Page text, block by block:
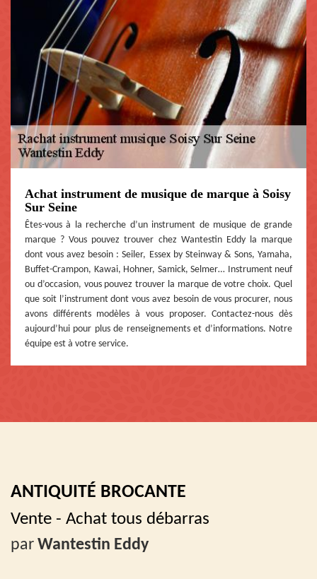
Achat instrument de musique de marque à Soisy
Sur Seine
Êtes-vous à la recherche d’un instrument de musique de grande
marque ? Vous pouvez trouver chez Wantestin Eddy la marque
dont vous avez besoin : Seiler, Essex by Steinway & Sons, Yamaha,
Buffet-Crampon, Kawai, Hohner, Samick, Selmer… Instrument neuf
ou d’occasion, vous pouvez trouver la marque de votre choix. Quel
que soit l’instrument dont vous avez besoin de vous procurer, nous
avons différents modèles à vous proposer. Contactez-nous dès
aujourd’hui pour plus de renseignements et d’informations. Notre
équipe est à votre service.
ANTIQUITÉ BROCANTE
Vente - Achat tous débarras
par Wantestin Eddy